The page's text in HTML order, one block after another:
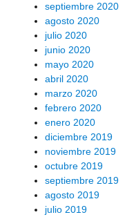
septiembre 2020
agosto 2020
julio 2020
junio 2020
mayo 2020
abril 2020
marzo 2020
febrero 2020
enero 2020
diciembre 2019
noviembre 2019
octubre 2019
septiembre 2019
agosto 2019
julio 2019